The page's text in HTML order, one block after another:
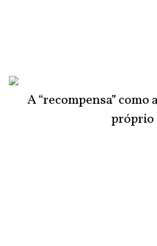
A “recompensa” como
próprio